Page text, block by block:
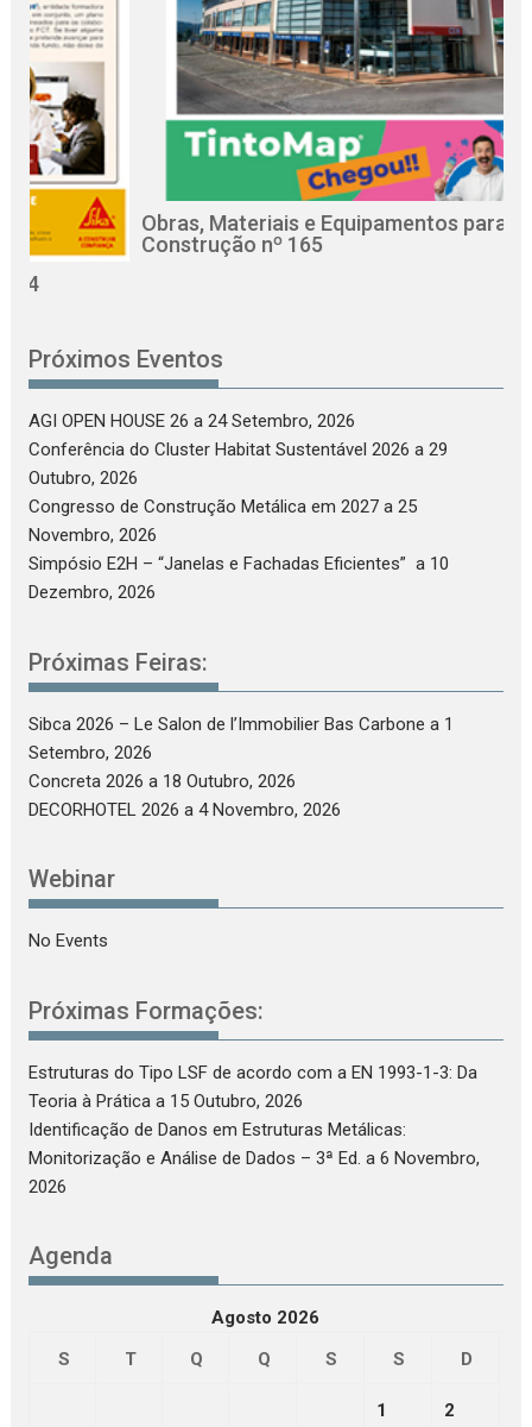
Obras, Materiais e Equipamentos para a
Construção nº 165
Próximos Eventos
AGI OPEN HOUSE 26 a 24 Setembro, 2026
Conferência do Cluster Habitat Sustentável 2026 a 29
Outubro, 2026
Congresso de Construção Metálica em 2027 a 25
Novembro, 2026
Simpósio E2H – “Janelas e Fachadas Eficientes” a 10
Dezembro, 2026
Próximas Feiras:
Sibca 2026 – Le Salon de l’Immobilier Bas Carbone a 1
Setembro, 2026
Concreta 2026 a 18 Outubro, 2026
DECORHOTEL 2026 a 4 Novembro, 2026
Webinar
No Events
Próximas Formações:
Estruturas do Tipo LSF de acordo com a EN 1993-1-3: Da
Teoria à Prática a 15 Outubro, 2026
Identificação de Danos em Estruturas Metálicas:
Monitorização e Análise de Dados – 3ª Ed. a 6 Novembro,
2026
Agenda
Agosto 2026
S
T Q Q S S D
1 2